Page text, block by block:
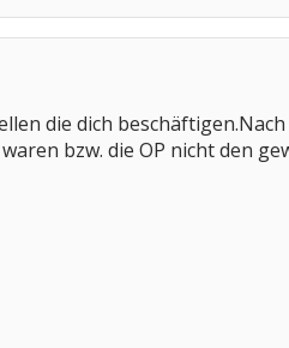
die dich
bzw. die OP nicht den